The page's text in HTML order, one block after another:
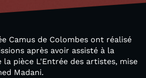
Camus de Colombes ont réalisé
après avoir assisté à la
pièce L'Entrée des artistes, mise
Madani.